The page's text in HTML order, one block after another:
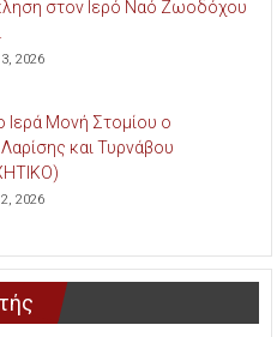
στον Ιερό Ναό Ζωοδόχου
2026
Ιερά Μονή Στομίου ο
και Τυρνάβου
2026